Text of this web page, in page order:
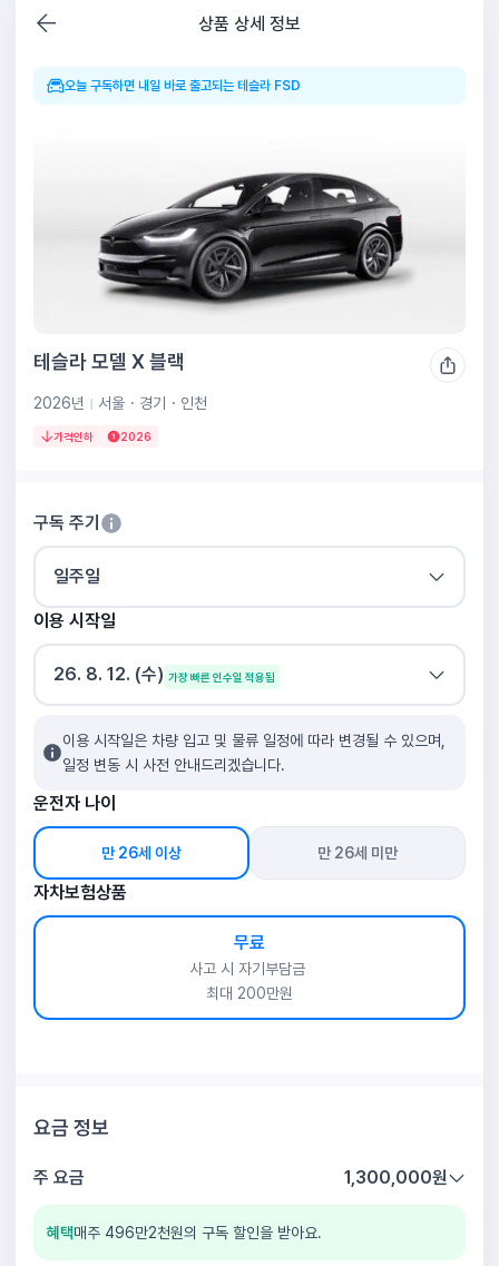
상품 상세 정보
오늘 구독하면 내일 바로 출고되는 테슬라 FSD
테슬라 모델 X 블랙
2026년 서울・경기・인천
가격인하 2026
구독 주기
일주일
이용 시작일
26. 8. 12. (수) 가장 빠른 인수일 적용됨
이용 시작일은 차량 입고 및 물류 일정에 따라 변경될 수 있으며,
일정 변동 시 사전 안내드리겠습니다.
운전자 나이
만 26세 이상 만 26세 미만
자차보험상품
무료
사고 시 자기부담금
최대 200만원
요금 정보
주 요금 1,300,000원
주 대여요금
혜택매주 496만2천원의 구독 할인을 받아요.
테슬라 모델 X 블랙 주 1,300,000원~ | 쏘카구독